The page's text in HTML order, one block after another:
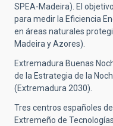
SPEA-Madeira). El
para medir la Eficiencia
en áreas naturales
Madeira y Azores).
Extremadura Buenas
de la Estrategia de la
(Extremadura 2030).
Tres centros españoles
Extremeño de